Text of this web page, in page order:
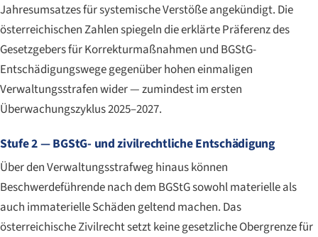
Jahresumsatzes für systemische Verstöße angekündigt. Die
österreichischen Zahlen spiegeln die erklärte Präferenz des
Gesetzgebers für Korrekturmaßnahmen und BGStG-
Entschädigungswege gegenüber hohen einmaligen
Verwaltungsstrafen wider — zumindest im ersten
Überwachungszyklus 2025–2027.
Stufe 2 — BGStG- und zivilrechtliche Entschädigung
Über den Verwaltungsstrafweg hinaus können
Beschwerdeführende nach dem BGStG sowohl materielle als
auch immaterielle Schäden geltend machen. Das
österreichische Zivilrecht setzt keine gesetzliche Obergrenze für